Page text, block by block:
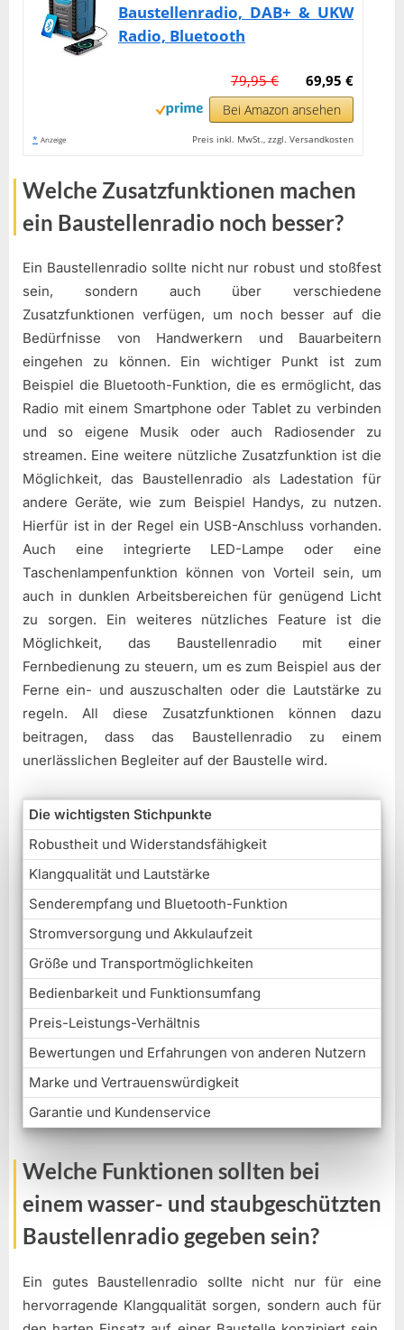
Baustellenradio, DAB+ & UKW
Radio, Bluetooth
69,95 €
79,95 €
Bei Amazon ansehen
* Anzeige Preis inkl. MwSt., zzgl. Versandkosten
Welche Zusatzfunktionen machen
ein Baustellenradio noch besser?
Ein Baustellenradio sollte nicht nur robust und stoßfest
sein, sondern auch über verschiedene
Zusatzfunktionen verfügen, um noch besser auf die
Bedürfnisse von Handwerkern und Bauarbeitern
eingehen zu können. Ein wichtiger Punkt ist zum
Beispiel die Bluetooth-Funktion, die es ermöglicht, das
Radio mit einem Smartphone oder Tablet zu verbinden
und so eigene Musik oder auch Radiosender zu
streamen. Eine weitere nützliche Zusatzfunktion ist die
Möglichkeit, das Baustellenradio als Ladestation für
andere Geräte, wie zum Beispiel Handys, zu nutzen.
Hierfür ist in der Regel ein USB-Anschluss vorhanden.
Auch eine integrierte LED-Lampe oder eine
Taschenlampenfunktion können von Vorteil sein, um
auch in dunklen Arbeitsbereichen für genügend Licht
zu sorgen. Ein weiteres nützliches Feature ist die
Möglichkeit, das Baustellenradio mit einer
Fernbedienung zu steuern, um es zum Beispiel aus der
Ferne ein- und auszuschalten oder die Lautstärke zu
regeln. All diese Zusatzfunktionen können dazu
beitragen, dass das Baustellenradio zu einem
unerlässlichen Begleiter auf der Baustelle wird.
Die wichtigsten Stichpunkte
Robustheit und Widerstandsfähigkeit
Klangqualität und Lautstärke
Senderempfang und Bluetooth-Funktion
Stromversorgung und Akkulaufzeit
Größe und Transportmöglichkeiten
Bedienbarkeit und Funktionsumfang
Preis-Leistungs-Verhältnis
Bewertungen und Erfahrungen von anderen Nutzern
Marke und Vertrauenswürdigkeit
Garantie und Kundenservice
Welche Funktionen sollten bei
einem wasser- und staubgeschützten
Baustellenradio gegeben sein?
Ein gutes Baustellenradio sollte nicht nur für eine
hervorragende Klangqualität sorgen, sondern auch für